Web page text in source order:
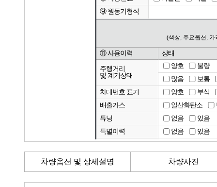
차량옵션 및 상세설명 차량사진